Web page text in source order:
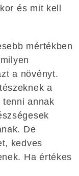
és mit kell
mértékben
a növényt.
a
annak
De
kedves
Ha értékes